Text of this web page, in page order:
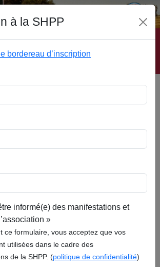
| Auteurs | Editeurs | Rubriques |
| Mots-Clefs | Contact
autour de l'abbaye
à la SHPP
bordereau d’inscription
informé(e) des manifestations et
»
ce formulaire, vous acceptez que vos
utilisées dans le cadre des
de la SHPP. (politique de confidentialité)